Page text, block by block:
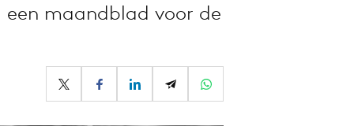
een maandblad voor de